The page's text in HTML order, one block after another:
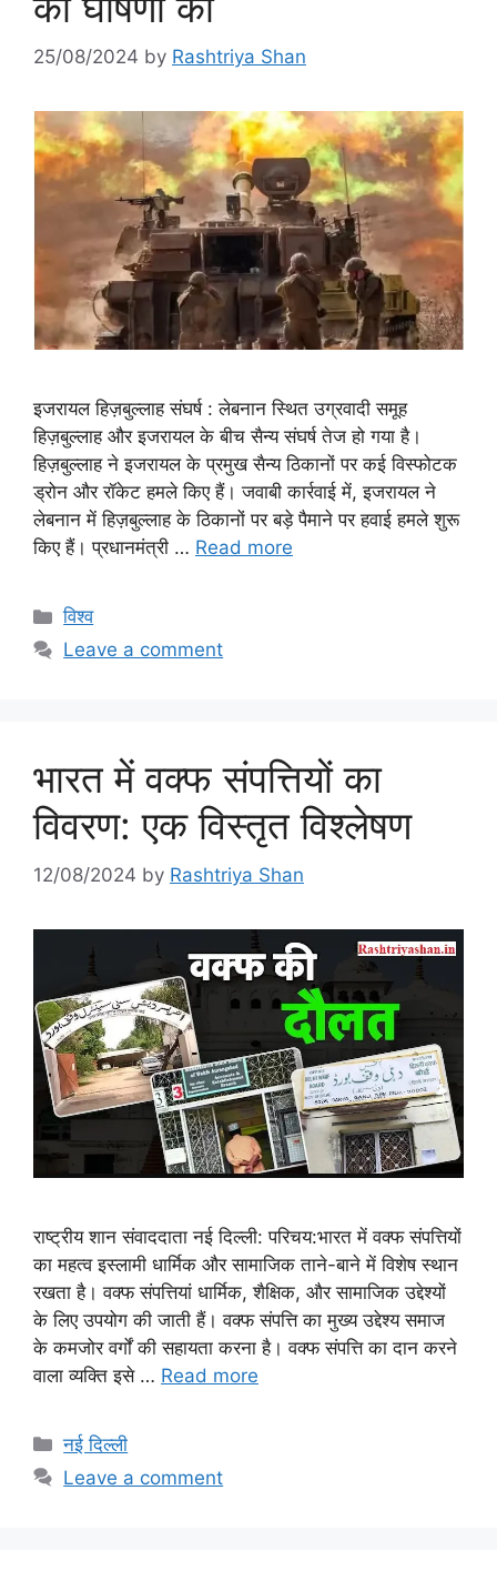
25/08/2024 by Rashtriya Shan
इजरायल हिज़बुल्लाह संघर्ष : लेबनान स्थित उग्रवादी समूह
हिज़बुल्लाह और इजरायल के बीच सैन्य संघर्ष तेज हो गया है।
हिज़बुल्लाह ने इजरायल के प्रमुख सैन्य ठिकानों पर कई विस्फोटक
ड्रोन और रॉकेट हमले किए हैं। जवाबी कार्रवाई में, इजरायल ने
लेबनान में हिज़बुल्लाह के ठिकानों पर बड़े पैमाने पर हवाई हमले शुरू
किए हैं। प्रधानमंत्री … Read more
Categories
विश्व
Leave a comment
भारत में वक्फ संपत्तियों का
विवरण: एक विस्तृत विश्लेषण
12/08/2024 by Rashtriya Shan
राष्ट्रीय शान संवाददाता नई दिल्ली: परिचय:भारत में वक्फ संपत्तियों
का महत्व इस्लामी धार्मिक और सामाजिक ताने-बाने में विशेष स्थान
रखता है। वक्फ संपत्तियां धार्मिक, शैक्षिक, और सामाजिक उद्देश्यों
के लिए उपयोग की जाती हैं। वक्फ संपत्ति का मुख्य उद्देश्य समाज
के कमजोर वर्गों की सहायता करना है। वक्फ संपत्ति का दान करने
वाला व्यक्ति इसे … Read more
Categories
नई दिल्ली
Leave a comment